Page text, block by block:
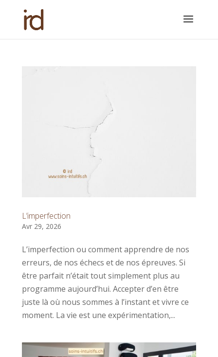
L’imperfection
Avr 29, 2026
L’imperfection ou comment apprendre de nos
erreurs, de nos échecs et de nos épreuves. Si
être parfait n’était tout simplement plus au
programme aujourd’hui. Accepter d’en être
juste là où nous sommes à l’instant et vivre ce
moment. La vie est une expérimentation,...